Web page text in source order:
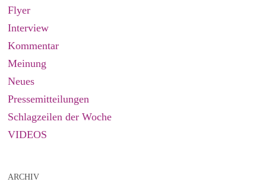
Flyer
Interview
Kommentar
Meinung
Neues
Pressemitteilungen
Schlagzeilen der Woche
VIDEOS
ARCHIV